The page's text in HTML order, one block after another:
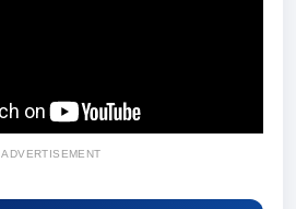
ADVERTISEMENT